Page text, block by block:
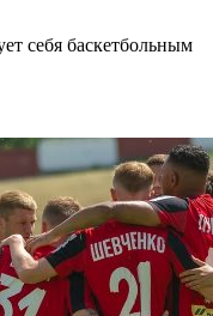
себя баскетбольным